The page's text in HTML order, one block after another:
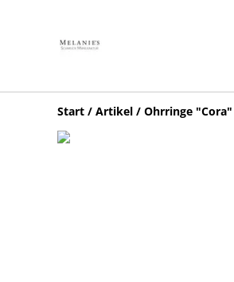
Start / Artikel / Ohrringe "Cora"